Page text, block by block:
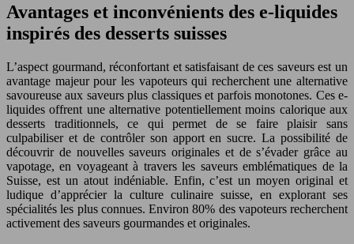
Avantages et inconvénients des e-liquides
inspirés des desserts suisses
L’aspect gourmand, réconfortant et satisfaisant de ces saveurs est un
avantage majeur pour les vapoteurs qui recherchent une alternative
savoureuse aux saveurs plus classiques et parfois monotones. Ces e-
liquides offrent une alternative potentiellement moins calorique aux
desserts traditionnels, ce qui permet de se faire plaisir sans
culpabiliser et de contrôler son apport en sucre. La possibilité de
découvrir de nouvelles saveurs originales et de s’évader grâce au
vapotage, en voyageant à travers les saveurs emblématiques de la
Suisse, est un atout indéniable. Enfin, c’est un moyen original et
ludique d’apprécier la culture culinaire suisse, en explorant ses
spécialités les plus connues. Environ 80% des vapoteurs recherchent
activement des saveurs gourmandes et originales.